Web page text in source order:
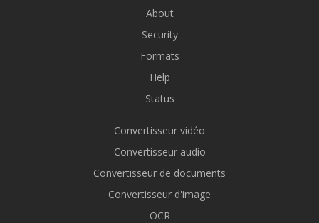
About
Security
Formats
Help
Status
Convertisseur vidéo
Convertisseur audio
Convertisseur de documents
Convertisseur d'image
OCR